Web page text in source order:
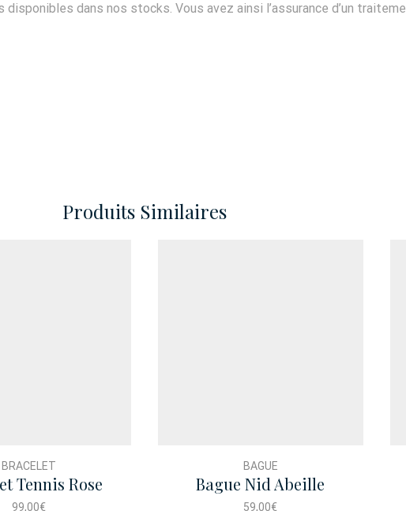
dans nos stocks. Vous avez ainsi l’assurance d’un
Produits Similaires
BRACELET
Tennis Rose
99,00€
BAGUE
Bague Nid Abeille
59,00€